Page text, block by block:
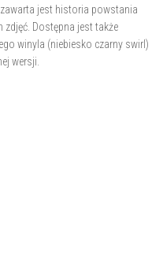
zawarta jest historia powstania
zdjęć. Dostępna jest także
winyla (niebiesko czarny swirl)
wersji.